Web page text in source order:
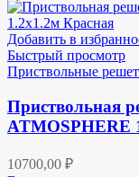
Добавить в
Быстрый просмотр
Приствольные
Приствольная
ATMOSPHERE
10700,00 ₽